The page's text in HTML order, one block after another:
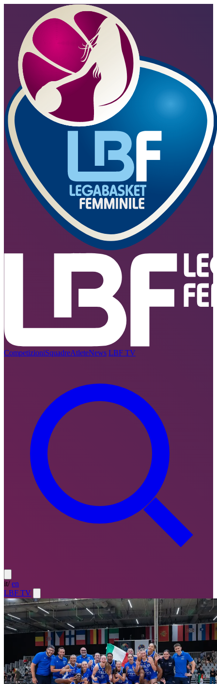
CompetizioniSquadreAtleteNews LBF TV
it/ en
LBF TV